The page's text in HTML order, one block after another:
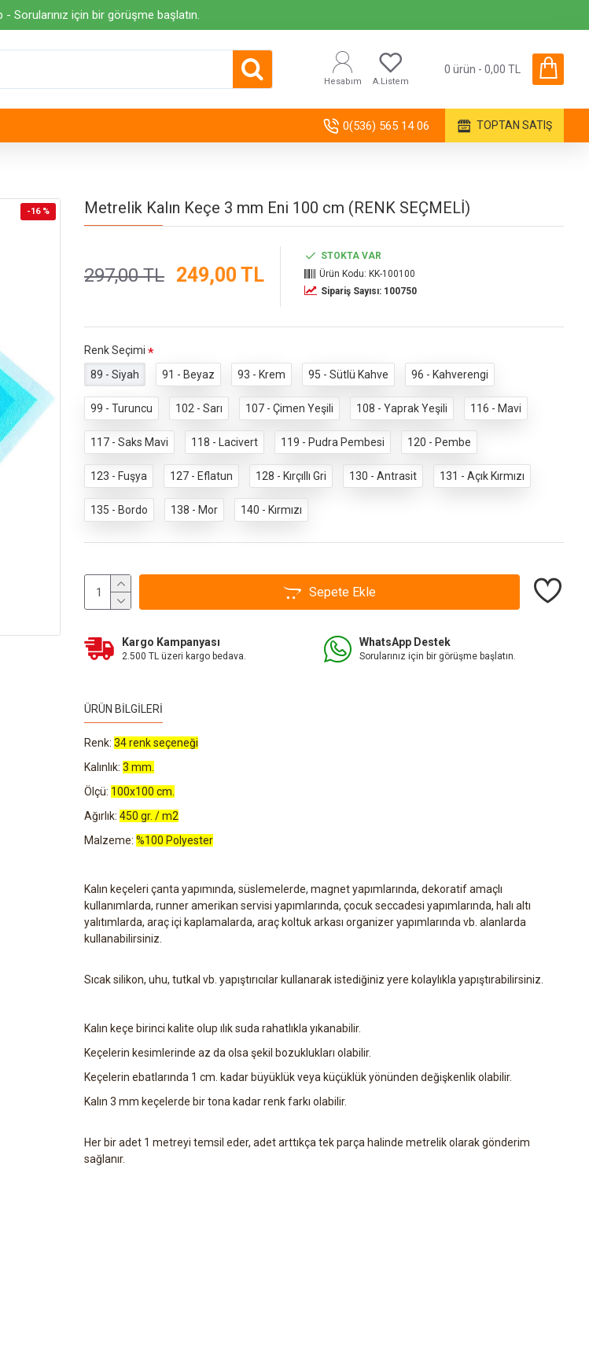
Sorularınız için bir görüşme başlatın.
Hesabım A.Listem
0 ürün - 0,00 TL
0(536) 565 14 06 TOPTAN SATIŞ
-16 % Metrelik Kalın Keçe 3 mm Eni 100 cm (RENK SEÇMELİ)
249,00 TL
297,00 TL
STOKTA VAR
Ürün Kodu: KK-100100
Sipariş Sayısı: 100750
Renk Seçimi
89 - Siyah
91 - Beyaz 93 - Krem 95 - Sütlü Kahve 96 - Kahverengi
99 - Turuncu 102 - Sarı 107 - Çimen Yeşili 108 - Yaprak Yeşili 116 - Mavi
117 - Saks Mavi 118 - Lacivert 119 - Pudra Pembesi 120 - Pembe
123 - Fuşya 127 - Eflatun 128 - Kırçıllı Gri 130 - Antrasit 131 - Açık Kırmızı
135 - Bordo 138 - Mor 140 - Kırmızı
Sepete Ekle
Kargo Kampanyası
2.500 TL üzeri kargo bedava.
WhatsApp Destek
Sorularınız için bir görüşme başlatın.
ÜRÜN BILGILERI
Renk: 34 renk seçeneği
Kalınlık: 3 mm.
Ölçü: 100x100 cm.
Ağırlık: 450 gr. / m2
Malzeme: %100 Polyester
Kalın keçeleri çanta yapımında, süslemelerde, magnet yapımlarında, dekoratif amaçlı
kullanımlarda, runner amerikan servisi yapımlarında, çocuk seccadesi yapımlarında, halı altı
yalıtımlarda, araç içi kaplamalarda, araç koltuk arkası organizer yapımlarında vb. alanlarda
kullanabilirsiniz.
Sıcak silikon, uhu, tutkal vb. yapıştırıcılar kullanarak istediğiniz yere kolaylıkla yapıştırabilirsiniz.
Kalın keçe birinci kalite olup ılık suda rahatlıkla yıkanabilir.
Keçelerin kesimlerinde az da olsa şekil bozuklukları olabilir.
Keçelerin ebatlarında 1 cm. kadar büyüklük veya küçüklük yönünden değişkenlik olabilir.
Kalın 3 mm keçelerde bir tona kadar renk farkı olabilir.
Her bir adet 1 metreyi temsil eder, adet arttıkça tek parça halinde metrelik olarak gönderim
sağlanır.